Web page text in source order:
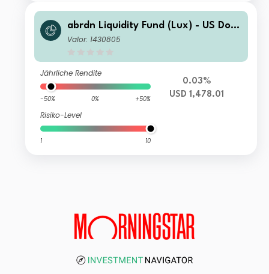
abrdn Liquidity Fund (Lux) - US Dolla
r Fund Z-2 Acc USD
Valor: 1430805
Jährliche Rendite
-50% 0% +50%
Risiko-Level
1 10
0.03%
USD 1,478.01